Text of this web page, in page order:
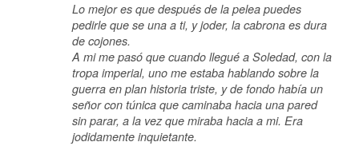
Lo mejor es que después de la pelea puedes
pedirle que se una a ti, y joder, la cabrona es dura
de cojones.
A mi me pasó que cuando llegué a Soledad, con la
tropa imperial, uno me estaba hablando sobre la
guerra en plan historia triste, y de fondo había un
señor con túnica que caminaba hacia una pared
sin parar, a la vez que miraba hacia a mi. Era
jodidamente inquietante.